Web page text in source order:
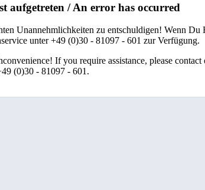
aufgetreten / An error has occurred
Unannehmlichkeiten zu entschuldigen! Wenn Du
unter +49 (0)30 - 81097 - 601 zur Verfügung.
If you require assistance, please
(0)30 - 81097 - 601.